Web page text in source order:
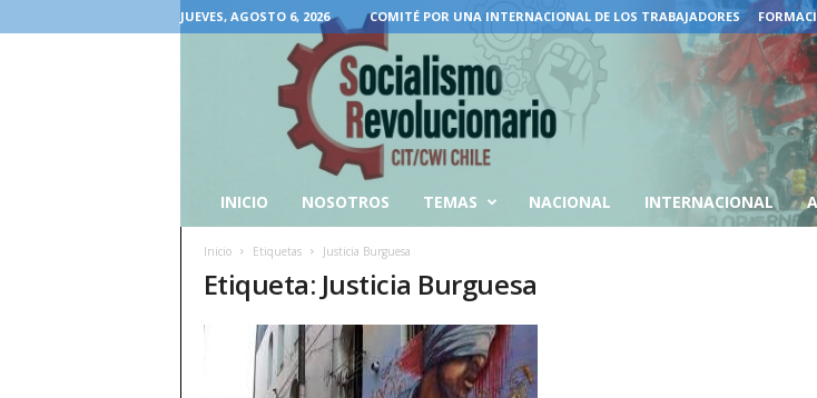
JUEVES, AGOSTO 6, 2026 COMITÉ POR UNA INTERNACIONAL DE LOS TRABAJADORES
INICIO NOSOTROS TEMAS NACIONAL INTERNACIONAL
Inicio Etiquetas Justicia Burguesa
Etiqueta: Justicia Burguesa